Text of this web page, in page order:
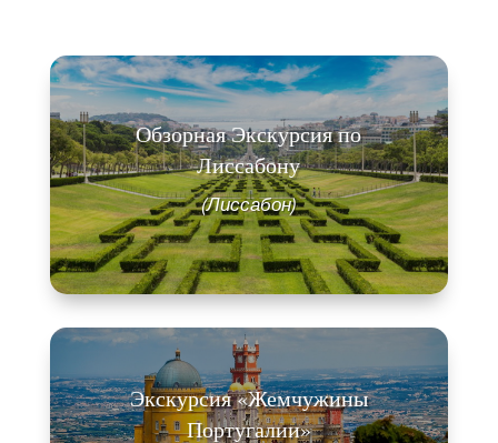
Обзорная Экскурсия по
Лиссабону
(Лиссабон)
Экскурсия «Жемчужины
Португалии»